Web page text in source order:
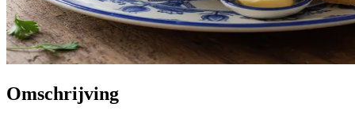
Omschrijving